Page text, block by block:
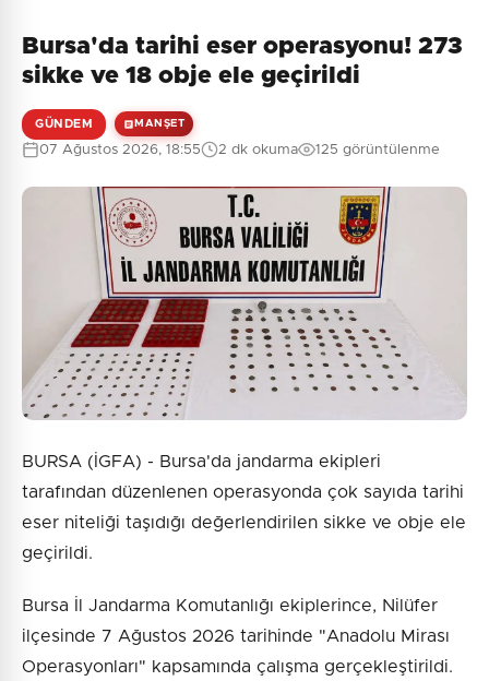
Bursa'da tarihi eser operasyonu! 273
sikke ve 18 obje ele geçirildi
GÜNDEM MANŞET
07 Ağustos 2026, 18:55 2 dk okuma 125 görüntülenme
BURSA (İGFA) - Bursa'da jandarma ekipleri
tarafından düzenlenen operasyonda çok sayıda tarihi
eser niteliği taşıdığı değerlendirilen sikke ve obje ele
geçirildi.
Bursa İl Jandarma Komutanlığı ekiplerince, Nilüfer
ilçesinde 7 Ağustos 2026 tarihinde "Anadolu Mirası
Operasyonları" kapsamında çalışma gerçekleştirildi.